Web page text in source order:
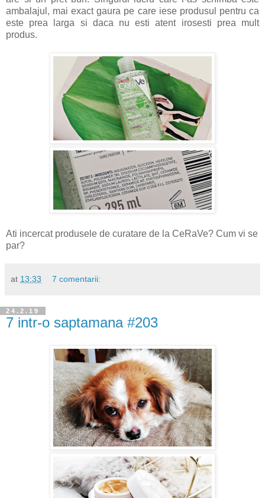
ambalajul, mai exact gaura pe care iese produsul pentru ca
este prea larga si daca nu esti atent irosesti prea mult
produs.
Ati incercat produsele de curatare de la CeRaVe? Cum vi se
par?
at 13:33 7 comentarii:
24.2.19
7 intr-o saptamana #203